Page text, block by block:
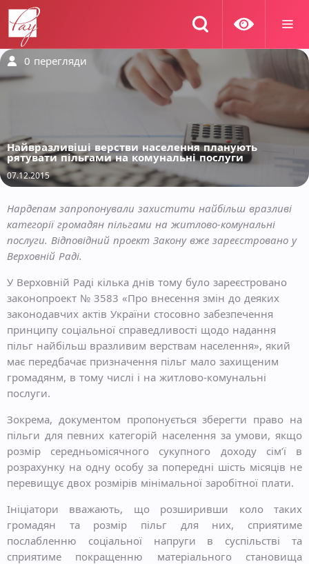
0 перегляди
Найвразливіші верстви населення планують
рятувати пільгами на комунальні послуги
07.12.2015
Нардепам запропонували захистити найбільш вразливі
категорії громадян пільгами на житлово-комунальні
послуги. Відповідний проект Закону вже зареєстровано у
Верховній Раді.
У Верховній Раді кілька днів тому було зареєстровано
законопроект № 3583 «Про внесення змін до деяких
законодавчих актів України стосовно забезпечення
принципу соціальної справедливості щодо надання
пільг найбільш вразливим верствам населення», який
має передбачає призначення пільг мало захищеним
громадянм, в тому числі і на житлово-комунальні
послуги.
Зокрема, документом пропонується зберегти право на
пільги для певних категорій населення за умови, якщо
розмір середньомісячного сукупного доходу сім’ї в
розрахунку на одну особу за попередні шість місяців не
перевищує двох розмірів мінімальної заробітної плати.
Ініціатори вважають, що розширивши коло таких
громадян та розмір пільг для них, сприятиме
послабленню соціальної напруги в суспільстві та
сприятиме покращенню матеріального становища